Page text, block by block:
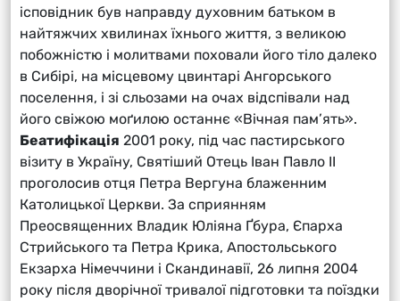
ісповідник був направду духовним батьком в
найтяжчих хвилинах їхнього життя, з великою
побожністю і молитвами поховали його тіло далеко
в Сибірі, на місцевому цвинтарі Ангорського
поселення, і зі сльозами на очах відспівали над
його свіжою моґилою останнє «Вічная пам’ять».
Беатифікація 2001 року, під час пастирського
візиту в Україну, Святіший Отець Іван Павло ІІ
проголосив отця Петра Вергуна блаженним
Католицької Церкви. За сприянням
Преосвященних Владик Юліяна Ґбура, Єпарха
Стрийського та Петра Крика, Апостольського
Екзарха Німеччини і Скандинавії, 26 липня 2004
року після дворічної тривалої підготовки та поїздки